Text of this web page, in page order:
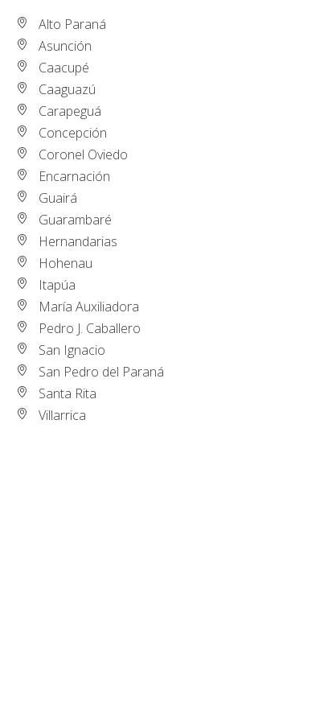
Alto Paraná
Asunción
Caacupé
Caaguazú
Carapeguá
Concepción
Coronel Oviedo
Encarnación
Guairá
Guarambaré
Hernandarias
Hohenau
Itapúa
María Auxiliadora
Pedro J. Caballero
San Ignacio
San Pedro del Paraná
Santa Rita
Villarrica